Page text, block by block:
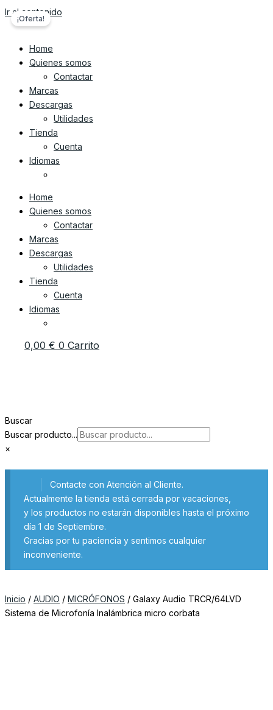
Ir al contenido
Home
Quienes somos
Contactar
Marcas
Descargas
Utilidades
Tienda
Cuenta
Idiomas
Home
Quienes somos
Contactar
Marcas
Descargas
Utilidades
Tienda
Cuenta
Idiomas
0,00 € 0 Carrito
Buscar
Buscar producto...
×
Contacte con Atención al Cliente.
Actualmente la tienda está cerrada por vacaciones,
y los productos no estarán disponibles hasta el próximo
día 1 de Septiembre.
Gracias por tu paciencia y sentimos cualquier
inconveniente.
Inicio / AUDIO / MICRÓFONOS / Galaxy Audio TRCR/64LVD
Sistema de Microfonía Inalámbrica micro corbata
¡Oferta!